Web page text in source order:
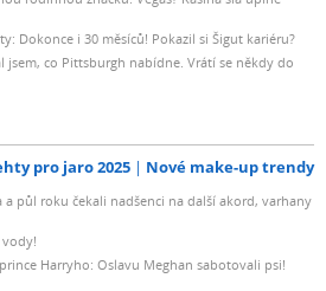
Dokonce i 30 měsíců! Pokazil si Šigut kariéru?
jsem, co Pittsburgh nabídne. Vrátí se někdy do
pro jaro 2025 Nové make-up trendy
a půl roku čekali nadšenci na další akord, varhany
vody!
Harryho: Oslavu Meghan sabotovali psi!